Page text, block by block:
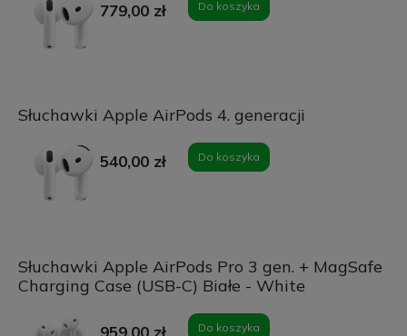
779,00 zł Do koszyka
Słuchawki Apple AirPods 4. generacji
540,00 zł Do koszyka
Słuchawki Apple AirPods Pro 3 gen. + MagSafe
Charging Case (USB-C) Białe - White
959,00 zł Do koszyka